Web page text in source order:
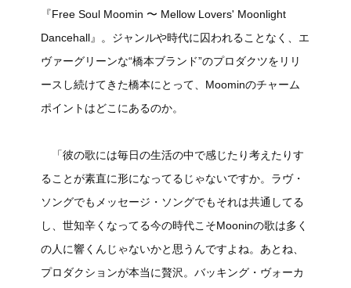
『Free Soul Moomin 〜 Mellow Lovers' Moonlight
Dancehall』。ジャンルや時代に囚われることなく、エ
ヴァーグリーンな“橋本ブランド”のプロダクツをリリ
ースし続けてきた橋本にとって、Moominのチャーム
ポイントはどこにあるのか。
「彼の歌には毎日の生活の中で感じたり考えたりす
ることが素直に形になってるじゃないですか。ラヴ・
ソングでもメッセージ・ソングでもそれは共通してる
し、世知辛くなってる今の時代こそMooninの歌は多く
の人に響くんじゃないかと思うんですよね。あとね、
プロダクションが本当に贅沢。バッキング・ヴォーカ